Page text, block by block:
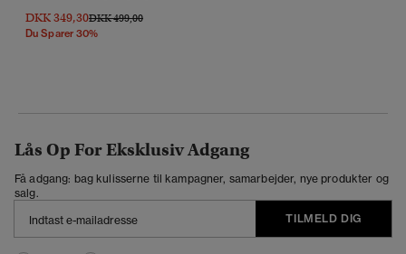
DKK 349,30Pris Nedsat Fra
DKK 499,00Til
Du Sparer 30%
Lås Op For Eksklusiv Adgang
Få adgang: bag kulisserne til kampagner, samarbejder, nye produkter og
salg.
TILMELD DIG